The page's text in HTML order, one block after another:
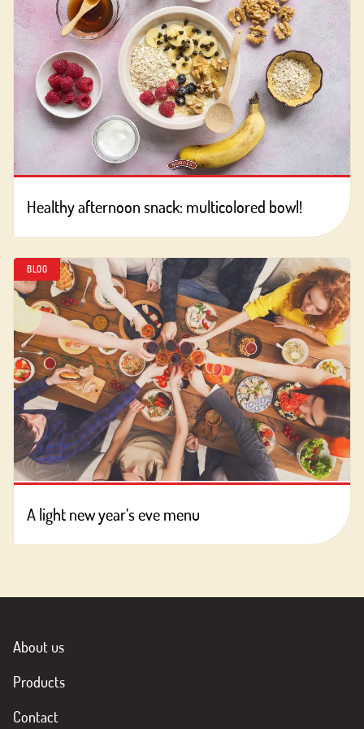
Healthy afternoon snack: multicolored bowl!
BLOG
A light new year’s eve menu
About us
Products
Contact